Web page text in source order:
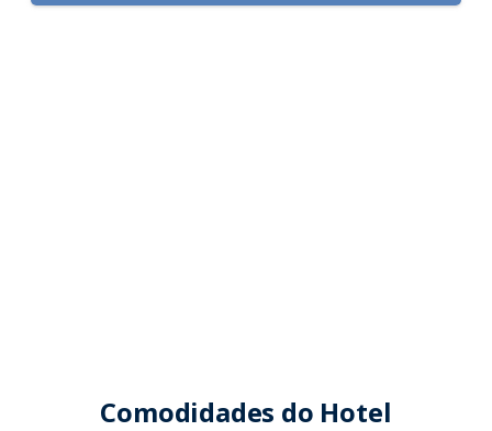
Comodidades do Hotel